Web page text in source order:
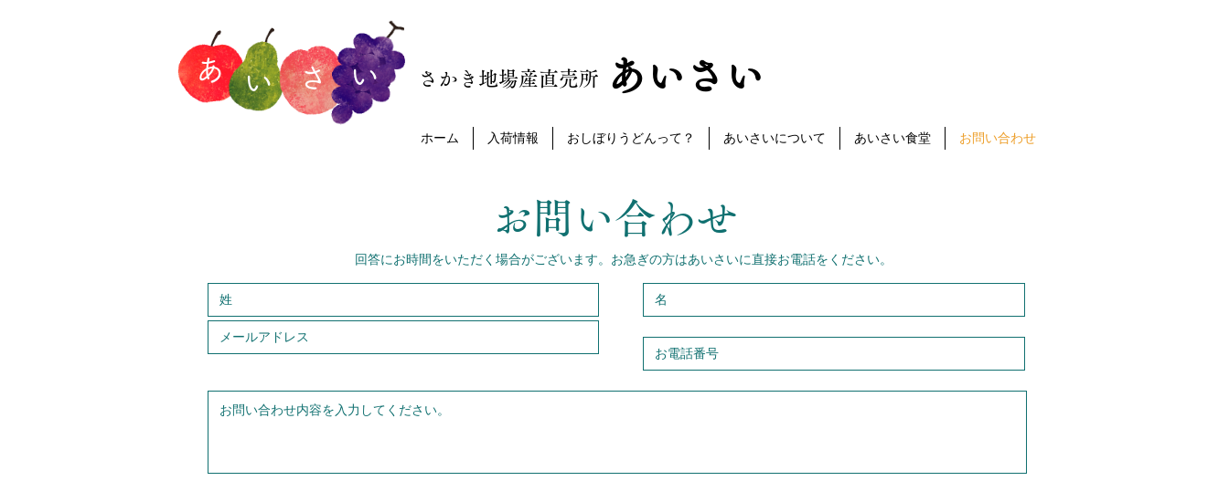
あ い さ い さかき地場産直売所 あいさい
ホーム 入荷情報 おしぼりうどんって？ あいさいについて あいさい食堂 お問い合わせ
回答にお時間をいただく場合がございます。お急ぎの方はあいさいに直接お電話をください。
お問い合わせ